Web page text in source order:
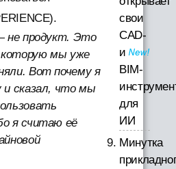
не продукт. Это
мы уже
Вот почему я
и сказал, что мы
я считаю её
свои
CAD-
и
BIM-
для
ИИ
Минутка